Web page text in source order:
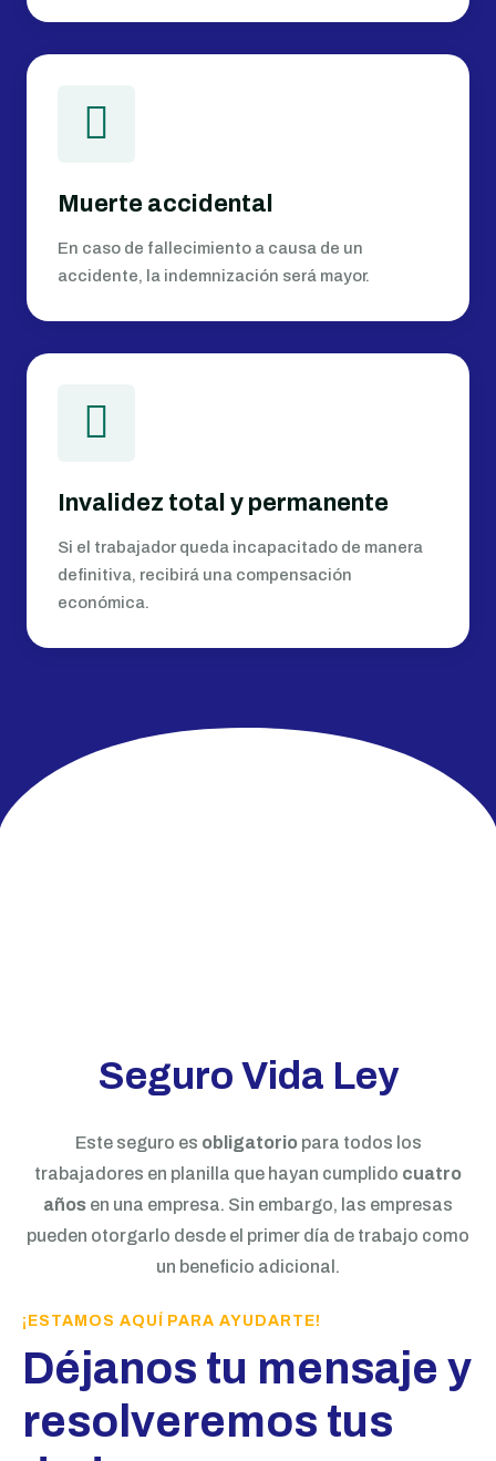
Muerte accidental
En caso de fallecimiento a causa de un
accidente, la indemnización será mayor.
Invalidez total y permanente
Si el trabajador queda incapacitado de manera
definitiva, recibirá una compensación
económica.
Seguro Vida Ley
Este seguro es obligatoriopara todos los
trabajadores en planilla que hayan cumplido cuatro
años en una empresa. Sin embargo, las empresas
pueden otorgarlo desde el primer día de trabajo como
un beneficio adicional.
¡ESTAMOS AQUÍ PARA AYUDARTE!​
Déjanos tu mensaje y
resolveremos tus